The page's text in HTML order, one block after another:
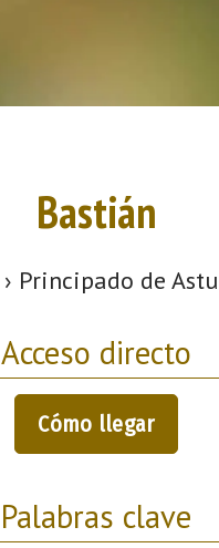
Bastián
Principado de
Acceso directo
Cómo llegar
Palabras clave